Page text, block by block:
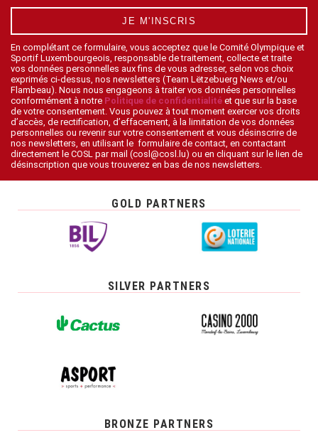
JE M'INSCRIS
En complétant ce formulaire, vous acceptez que le Comité Olympique et
Sportif Luxembourgeois, responsable de traitement, collecte et traite
vos données personnelles aux fins de vous adresser, selon vos choix
exprimés ci-dessus, nos newsletters (Team Lëtzebuerg News et/ou
Flambeau). Nous nous engageons à traiter vos données personnelles
conformément à notre Politique de confidentialité et que sur la base
de votre consentement. Vous pouvez à tout moment exercer vos droits
d’accès, de rectification, d’effacement, à la limitation de vos données
personnelles ou revenir sur votre consentement et vous désinscrire de
nos newsletters, en utilisant le formulaire de contact, en contactant
directement le COSL par mail (cosl@cosl.lu) ou en cliquant sur le lien de
désinscription que vous trouverez en bas de nos newsletters.
GOLD PARTNERS
SILVER PARTNERS
BRONZE PARTNERS